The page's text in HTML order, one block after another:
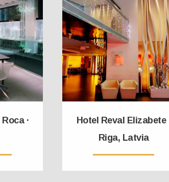
·
Hotel Reval Elizabete
Riga, Latvia